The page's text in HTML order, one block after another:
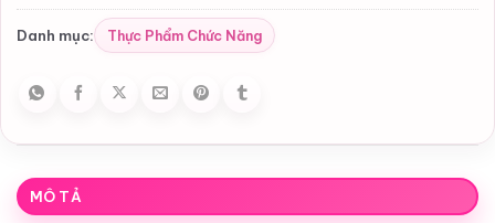
Danh mục: Thực Phẩm Chức Năng
MÔ TẢ